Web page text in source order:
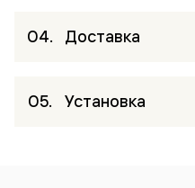
Доставка
Установка